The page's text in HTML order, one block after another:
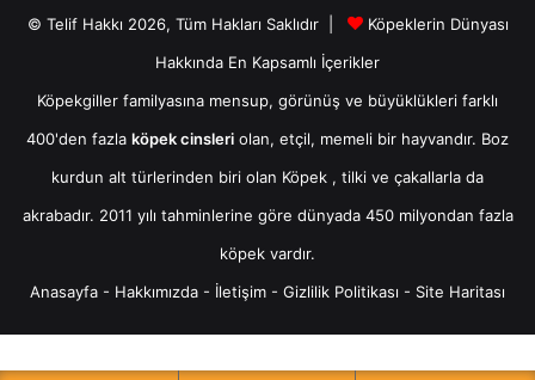
© Telif Hakkı 2026, Tüm Hakları Saklıdır |
Köpeklerin Dünyası
Hakkında En Kapsamlı İçerikler
Köpekgiller familyasına mensup, görünüş ve büyüklükleri farklı
400'den fazla köpek cinsleri olan, etçil, memeli bir hayvandır. Boz
kurdun alt türlerinden biri olan Köpek , tilki ve çakallarla da
akrabadır. 2011 yılı tahminlerine göre dünyada 450 milyondan fazla
köpek vardır.
Anasayfa - Hakkımızda - İletişim - Gizlilik Politikası - Site Haritası